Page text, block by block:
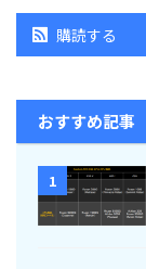
購読する
おすすめ記事
1